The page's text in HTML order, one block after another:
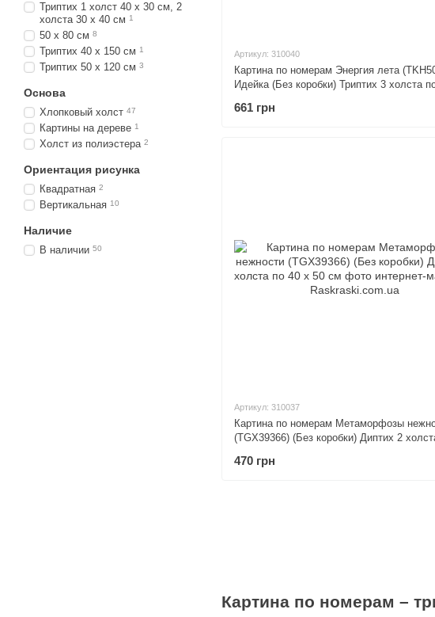
Картина по номерам –
Артикул: 310040
Картина по номерам Энергия лета
Идейка (Без коробки) Триптих 3 холста по
661 грн
Артикул: 310037
Картина по номерам Метаморфозы
(TGX39366) (Без коробки) Диптих 2
470 грн
Триптих 1 холст 40 х 30 см, 2
холста 30 х 40 см 1
50 х 80 см 8
Триптих 40 х 150 см 1
Триптих 50 х 120 см 3
Основа
Хлопковый холст 47
Картины на дереве 1
Холст из полиэстера 2
Ориентация рисунка
Квадратная 2
Вертикальная 10
Наличие
В наличии 50